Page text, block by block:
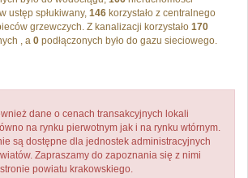
ustęp spłukiwany, 146 korzystało z centralnego
grzewczych. Z kanalizacji korzystało 170
, a 0 podłączonych było do gazu sieciowego.
dane o cenach transakcyjnych lokali
na rynku pierwotnym jak i na rynku wtórnym.
są dostępne dla jednostek administracyjnych
Zapraszamy do zapoznania się z nimi
powiatu krakowskiego.